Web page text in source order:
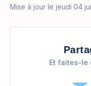
Mise à jour le jeudi 04
Et faites-le